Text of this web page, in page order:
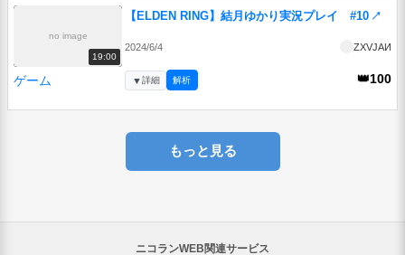
no image
19:00
【ELDEN RING】結月ゆかり実況プレイ #10 ↗
2024/6/4 ZXVJAИ
ゲーム 👑100
▼詳細 解析
もっと見る
ニコランWEB関連サービス